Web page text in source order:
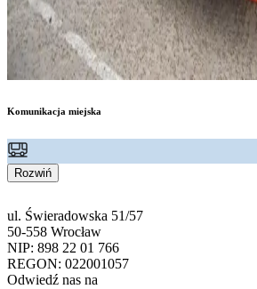
Komunikacja miejska
Rozwiń
ul. Świeradowska 51/57
50-558 Wrocław
NIP: 898 22 01 766
REGON: 022001057
Odwiedź nas na